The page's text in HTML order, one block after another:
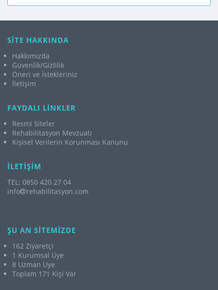
SİTE HAKKINDA
Hakkımızda
Güvenlik/Gizlilik
Öneri ve İstekleriniz
İletişim
FAYDALI LİNKLER
Resmi Siteler
Rehabilitasyon Mevzuatı
Kişisel Verilerin Korunması Kanunu
İLETİŞİM
TEL: 0850 420 27 04
info
rehabilitasyon.com
ŞU AN SİTEMİZDE
162 Ziyaretçi
1 Kurumsal Üye
8 Uzman Üye
Toplam 171 Kişi Var